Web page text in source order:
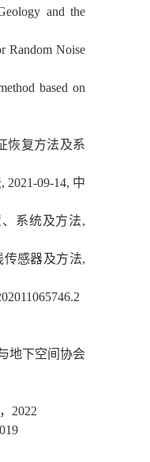
and the
Random Noise
based on
恢复方法及系
, 2021-09-14, 中
系统及方法,
感器及方法,
地下空间协会
2022